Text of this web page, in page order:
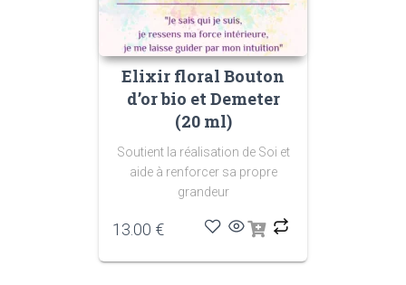
Elixir floral Bouton
d’or bio et Demeter
(20 ml)
Soutient la réalisation de Soi et
aide à renforcer sa propre
grandeur
13.00 €